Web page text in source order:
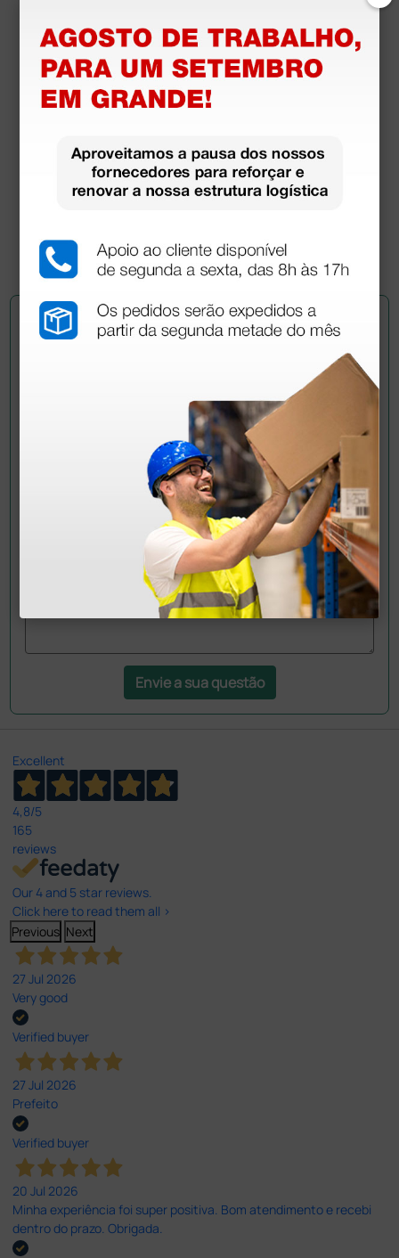
números
107,00 €
Pergunte a um colega
Ainda tem dúvidas?Necessita de mais
esclarecimentos? Envie agora a sua questão aos
colegas que já adquiriram este produto.
Envie a sua questão
Excellent
4,8/5
165
reviews
Our 4 and 5 star reviews.
Click here to read them all >
Previous Next
27 Jul 2026
Very good
Verified buyer
27 Jul 2026
Prefeito
Verified buyer
20 Jul 2026
Minha experiência foi super positiva. Bom atendimento e recebi
dentro do prazo. Obrigada.